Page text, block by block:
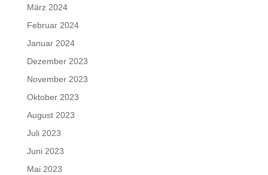
März 2024
Februar 2024
Januar 2024
Dezember 2023
November 2023
Oktober 2023
August 2023
Juli 2023
Juni 2023
Mai 2023